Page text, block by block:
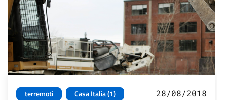
terremoti
Casa Italia (1)
28/08/2018